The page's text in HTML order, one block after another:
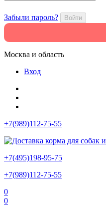
Забыли пароль? Войти
Москва и область
Вход
+7(989)112-75-55
+7(495)198-95-75
+7(989)112-75-55
0
0